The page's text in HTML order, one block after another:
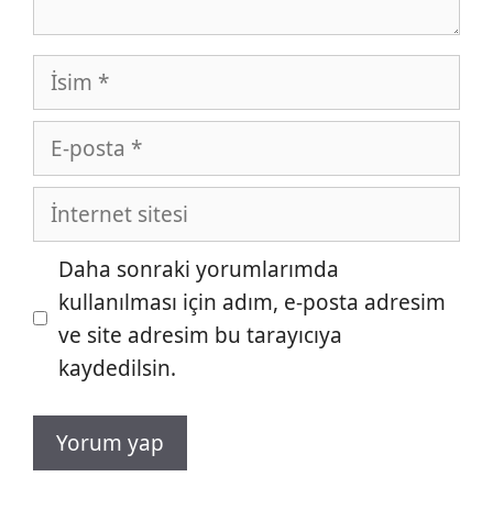
İsim
posta
İnternet
sitesi
Daha sonraki yorumlarımda
kullanılması için adım, e-posta adresim
ve site adresim bu tarayıcıya
kaydedilsin.